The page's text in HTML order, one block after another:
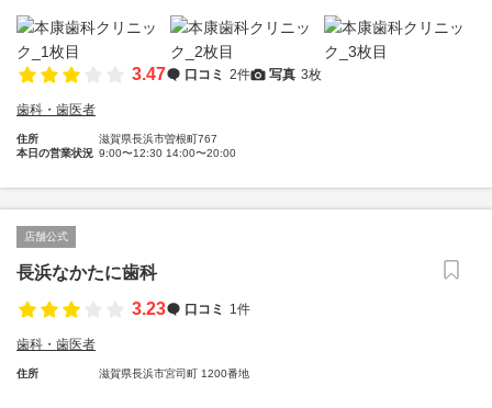
3.47 口コミ 2件 写真 3枚
歯科・歯医者
住所
滋賀県長浜市曽根町767
本日の営業状況 9:00〜12:30 14:00〜20:00
店舗公式
長浜なかたに歯科
3.23
口コミ 1件
歯科・歯医者
住所 滋賀県長浜市宮司町 1200番地